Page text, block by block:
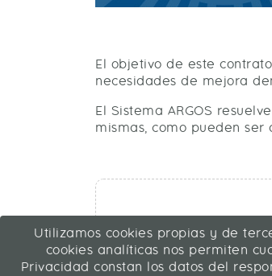
El objetivo de este
necesidades de mejora
El Sistema ARGOS
mismas, como pueden ser
Utilizamos cookies propias y de
cookies analíticas nos permiten
Privacidad constan los datos del